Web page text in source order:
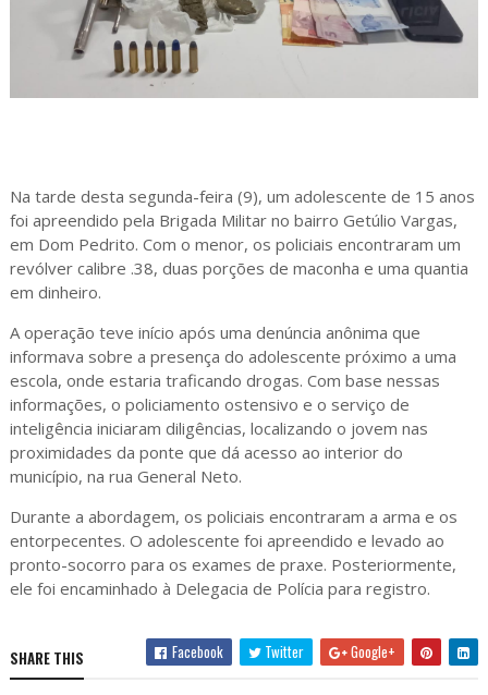
Na tarde desta segunda-feira (9), um adolescente de 15 anos
foi apreendido pela Brigada Militar no bairro Getúlio Vargas,
em Dom Pedrito. Com o menor, os policiais encontraram um
revólver calibre .38, duas porções de maconha e uma quantia
em dinheiro.
A operação teve início após uma denúncia anônima que
informava sobre a presença do adolescente próximo a uma
escola, onde estaria traficando drogas. Com base nessas
informações, o policiamento ostensivo e o serviço de
inteligência iniciaram diligências, localizando o jovem nas
proximidades da ponte que dá acesso ao interior do
município, na rua General Neto.
Durante a abordagem, os policiais encontraram a arma e os
entorpecentes. O adolescente foi apreendido e levado ao
pronto-socorro para os exames de praxe. Posteriormente,
ele foi encaminhado à Delegacia de Polícia para registro.
SHARE THIS Facebook Twitter Google+